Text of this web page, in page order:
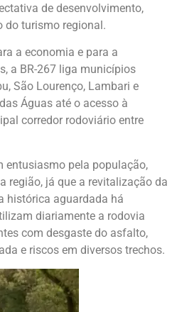
de desenvolvimento,
do turismo regional.
a economia e para a
a BR-267 liga municípios
, São Lourenço, Lambari e
Águas até o acesso à
corredor rodoviário entre
entusiasmo pela população,
região, já que a revitalização da
histórica aguardada há
diariamente a rodovia
com desgaste do asfalto,
e riscos em diversos trechos.